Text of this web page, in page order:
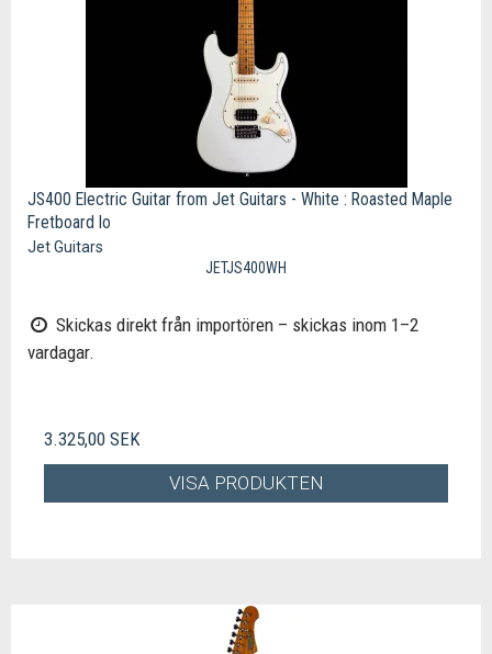
JS400 Electric Guitar from Jet Guitars - White : Roasted Maple
Fretboard lo
Jet Guitars
JETJS400WH
Skickas direkt från importören – skickas inom 1–2
vardagar.
3.325,00 SEK
VISA PRODUKTEN